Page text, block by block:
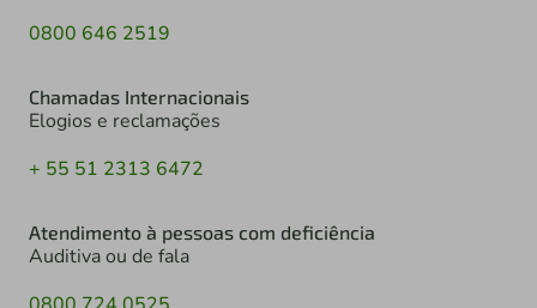
0800 646 2519
Chamadas Internacionais
Elogios e reclamações
+ 55 51 2313 6472
Atendimento à pessoas com deficiência
Auditiva ou de fala